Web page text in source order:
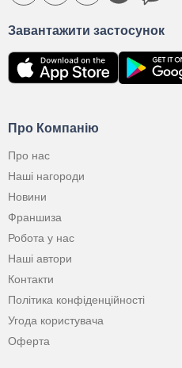
Про Компанію
Про нас
Наші нагороди
Новини
Франшиза
Робота у нас
Наші автори
Контакти
Політика конфіденційності
Угода користувача
Оферта
Завантажити застосунок